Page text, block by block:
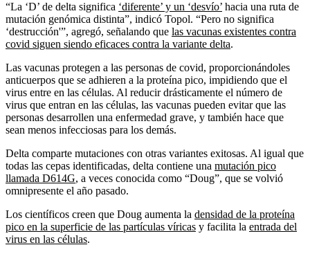
“La ‘D’ de delta significa ‘diferente’ y un ‘desvío’ hacia una ruta de
mutación genómica distinta”, indicó Topol. “Pero no significa
‘destrucción'”, agregó, señalando que las vacunas existentes contra
covid siguen siendo eficaces contra la variante delta.
Las vacunas protegen a las personas de covid, proporcionándoles
anticuerpos que se adhieren a la proteína pico, impidiendo que el
virus entre en las células. Al reducir drásticamente el número de
virus que entran en las células, las vacunas pueden evitar que las
personas desarrollen una enfermedad grave, y también hace que
sean menos infecciosas para los demás.
Delta comparte mutaciones con otras variantes exitosas. Al igual que
todas las cepas identificadas, delta contiene una mutación pico
llamada D614G, a veces conocida como “Doug”, que se volvió
omnipresente el año pasado.
Los científicos creen que Doug aumenta la densidad de la proteína
pico en la superficie de las partículas víricas y facilita la entrada del
virus en las células.